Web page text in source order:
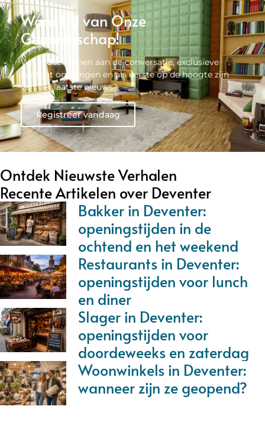
Word Lid van Onze
Gemeenschap!
Wil je deelnemen aan de conversatie, exclusieve
content ontvangen en als eerste op de hoogte zijn
van het laatste nieuws?
Registreer vandaag
Ontdek Nieuwste Verhalen
Recente Artikelen over Deventer
Bakker in Deventer:
openingstijden in de
ochtend en het weekend
Restaurants in Deventer:
openingstijden voor lunch
en diner
Slager in Deventer:
openingstijden voor
doordeweeks en zaterdag
Woonwinkels in Deventer:
wanneer zijn ze geopend?